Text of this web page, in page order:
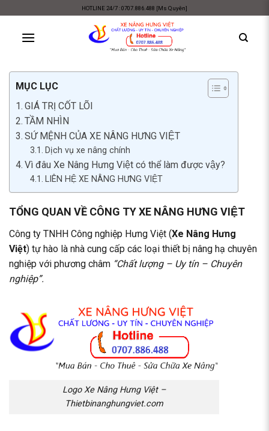
content
HOTLINE 24/7 : 0707.886.488 [Ms Quyên]
MỤC LỤC
GIÁ TRỊ CỐT LÕI
TẦM NHÌN
SỨ MỆNH CỦA XE NÂNG HƯNG VIỆT
Dịch vụ xe nâng chính
Vì đâu Xe Nâng Hưng Việt có thể làm được vậy?
LIÊN HỆ XE NÂNG HƯNG VIỆT
TỔNG QUAN VỀ CÔNG TY XE NÂNG HƯNG VIỆT
Công ty TNHH Công nghiệp Hưng Việt (Xe Nâng Hưng
Việt) tự hào là nhà cung cấp các loại thiết bị nâng hạ chuyên
nghiệp với phương châm “Chất lượng – Uy tín – Chuyên
nghiệp”.
Logo Xe Nâng Hưng Việt –
Thietbinanghungviet.com